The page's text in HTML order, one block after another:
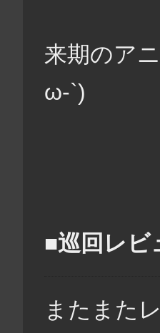
来期のア
ω-`)
■巡回レビ
またまた